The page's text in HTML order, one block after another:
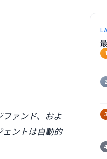
ァンド、およ
ェントは自動的
1
2
3
4